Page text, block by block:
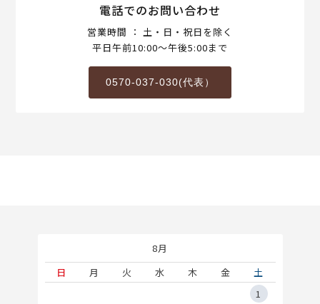
電話でのお問い合わせ
営業時間 ： 土・日・祝日を除く
平日午前10:00～午後5:00まで
0570-037-030(代表）
8月
日
月 火 水 木 金
土
1